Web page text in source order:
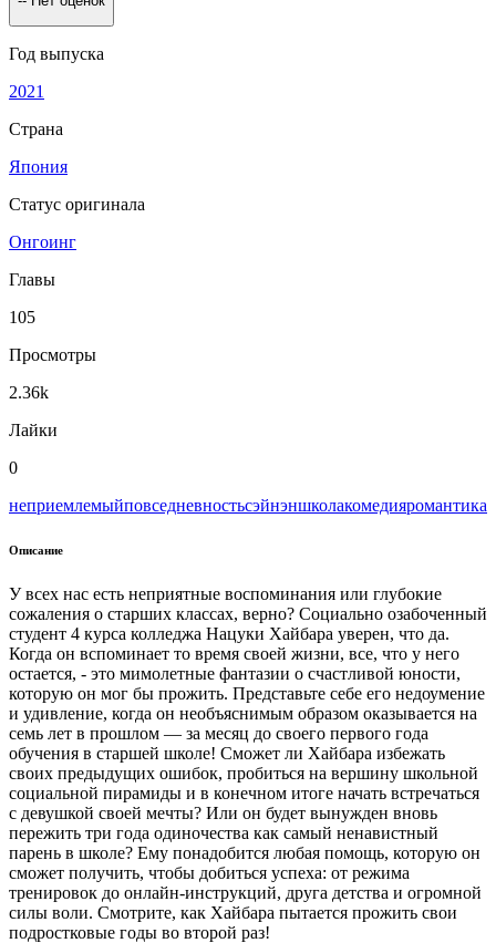
Год выпуска
2021
Страна
Япония
Статус оригинала
Онгоинг
Главы
105
Просмотры
2.36k
Лайки
0
неприемлемыйповседневностьсэйнэншколакомедияромантика
Описание
У всех нас есть неприятные воспоминания или глубокие
сожаления о старших классах, верно? Социально озабоченный
студент 4 курса колледжа Нацуки Хайбара уверен, что да.
Когда он вспоминает то время своей жизни, все, что у него
остается, - это мимолетные фантазии о счастливой юности,
которую он мог бы прожить. Представьте себе его недоумение
и удивление, когда он необъяснимым образом оказывается на
семь лет в прошлом — за месяц до своего первого года
обучения в старшей школе! Сможет ли Хайбара избежать
своих предыдущих ошибок, пробиться на вершину школьной
социальной пирамиды и в конечном итоге начать встречаться
с девушкой своей мечты? Или он будет вынужден вновь
пережить три года одиночества как самый ненавистный
парень в школе? Ему понадобится любая помощь, которую он
сможет получить, чтобы добиться успеха: от режима
тренировок до онлайн-инструкций, друга детства и огромной
силы воли. Смотрите, как Хайбара пытается прожить свои
подростковые годы во второй раз!